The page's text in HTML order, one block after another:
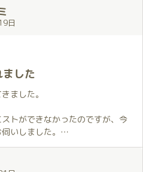
ち合わせの時、白と黒を提示さ
ですが、ほのかちゃんからは
好みまですっかりお見通しで、
足。でも、ほのかちゃんの満面
クシーさにバチッとお目覚め！
されていく気がするんだよね❗️
ます😊
んなこと。今回は僕に花粉症の
をしてくれました。そのおもて
日
した
ました。
トができなかったのですが、今
いしました。
って忙しいはずなのにリクエス
。
月とは少し違う感じの私服をお